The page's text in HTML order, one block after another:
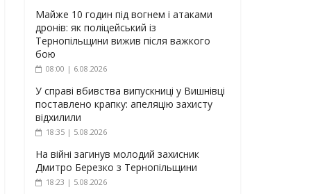
Майже 10 годин під вогнем і атаками
дронів: як поліцейський із
Тернопільщини вижив після важкого
бою
08:00 | 6.08.2026
У справі вбивства випускниці у Вишнівці
поставлено крапку: апеляцію захисту
відхилили
18:35 | 5.08.2026
На війні загинув молодий захисник
Дмитро Березко з Тернопільщини
18:23 | 5.08.2026